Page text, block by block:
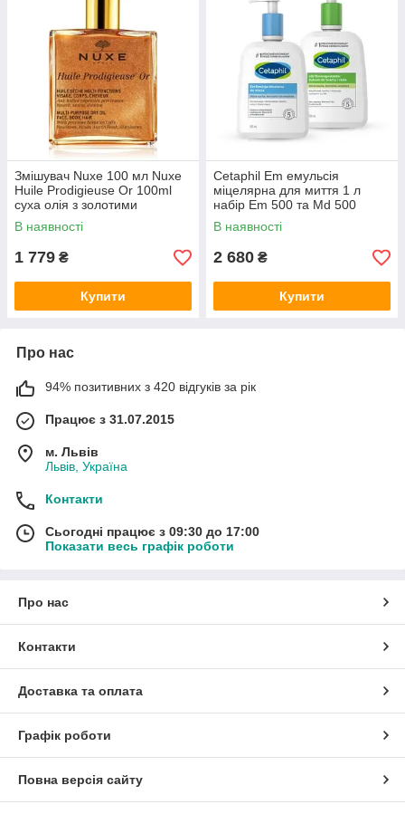
Змішувач Nuxe 100 мл Nuxe
Huile Prodigieuse Or 100ml
суха олія з золотими
частинками
В наявності
1 779 ₴
Купити
Cetaphil Em емульсія
міцелярна для миття 1 л
набір Em 500 та Md 500
В наявності
2 680 ₴
Купити
Про нас
94% позитивних з 420 відгуків за рік
Працює з 31.07.2015
м. Львів
Львів, Україна
Контакти
Сьогодні працює з 09:30 до 17:00
Показати весь графік роботи
Про нас
Контакти
Доставка та оплата
Графік роботи
Повна версія сайту